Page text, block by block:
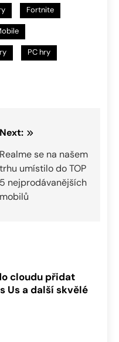
Fortnite
PC hry
Next:
Realme se na našem
trhu umístilo do TOP
5 nejprodávanějších
mobilů
cloudu přidat
Us a další skvělé